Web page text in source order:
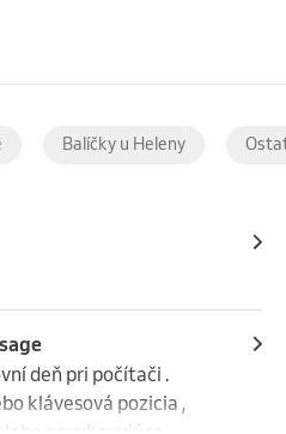
Balíčky u Heleny
deň pri počítači .
klávesová pozicia ,